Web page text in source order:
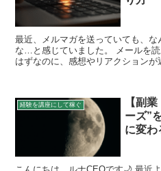
最近、メルマガを送っていても、
な…と感じていました。 メールを
はずなのに、感想やリアクションが
経験を講座にして稼ぐ
【副
ーズ”
に変わ